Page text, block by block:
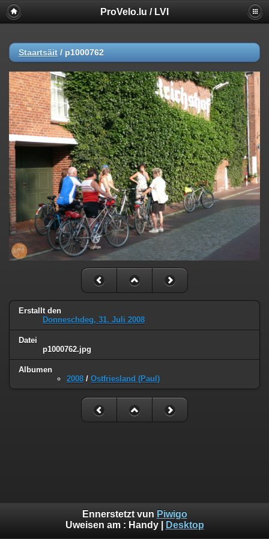
ProVelo.lu / LVI
Staartsäit / p1000762
Erstallt den
Donneschdeg, 31. Juli 2008
Datei
p1000762.jpg
Albumen
2008 / Ostfriesland (Paul)
Ennerstetzt vun Piwigo
Uweisen am : Handy| Desktop